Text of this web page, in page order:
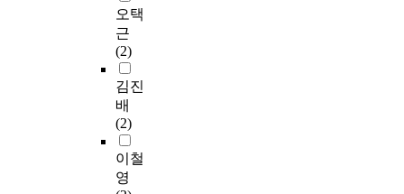
오택
근
(2)
김진
배
(2)
이철
영